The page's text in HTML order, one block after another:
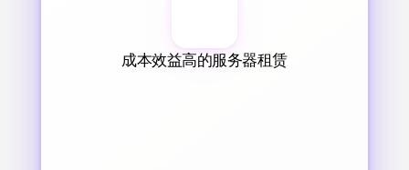
成本效益高的服务器租赁